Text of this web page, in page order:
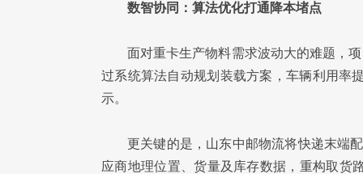
数智协同：算法优化打通降本堵点
面对重卡生产物料需求波动大的难题，
过系统算法自动规划装载方案，车辆利用率
示。
更关键的是，山东中邮物流将快递末端
应商地理位置、货量及库存数据，重构取货